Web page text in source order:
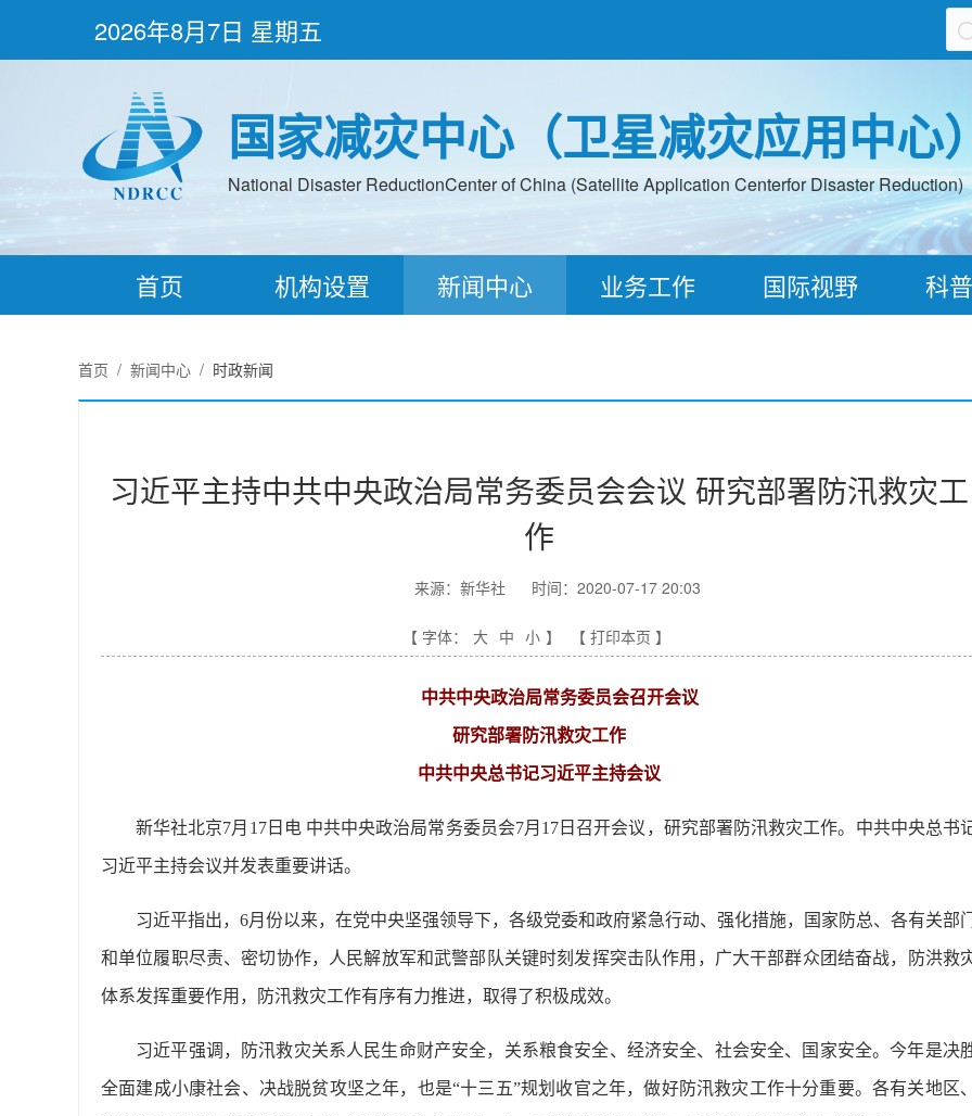
2026年8月7日 星期五
国家减灾中心（卫星减灾应用中心）
National Disaster ReductionCenter of China (Satellite Application Centerfor Disaster Reduction)
首页 机构设置 新闻中心 业务工作 国际视野 科
首页 / 新闻中心 / 时政新闻
习近平主持中共中央政治局常务委员会会议 研究部署防汛救灾工
作
来源：新华社 时间：2020-07-17 20:03
【 字体： 大 中 小 】 【 打印本页 】
中共中央政治局常务委员会召开会议
研究部署防汛救灾工作
中共中央总书记习近平主持会议
新华社北京7月17日电 中共中央政治局常务委员会7月17日召开会议，研究部署防汛救灾工作。中共中央总书
习近平主持会议并发表重要讲话。
习近平指出，6月份以来，在党中央坚强领导下，各级党委和政府紧急行动、强化措施，国家防总、各有关部门
和单位履职尽责、密切协作，人民解放军和武警部队关键时刻发挥突击队作用，广大干部群众团结奋战，防洪救
体系发挥重要作用，防汛救灾工作有序有力推进，取得了积极成效。
习近平强调，防汛救灾关系人民生命财产安全，关系粮食安全、经济安全、社会安全、国家安全。今年是决
全面建成小康社会、决战脱贫攻坚之年，也是“十三五”规划收官之年，做好防汛救灾工作十分重要。各有关地区、